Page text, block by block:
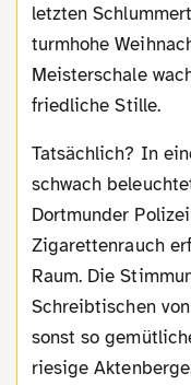
letzten
turmhohe
Meisterschale
friedliche Stille.
Tatsächlich? In einem kleinen Büro am Ende eines
schwach
Dortmunder
Zigarettenrauch
Raum. Die
Schreibtischen
sonst so
riesige